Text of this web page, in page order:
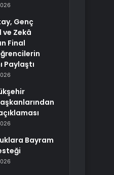
Genç
ve Zekâ
Final
Paylaştı
Bayram